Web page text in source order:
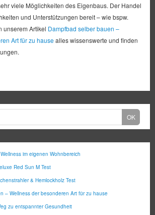
viele Möglichkeiten des Eigenbaus. Der Handel
und Unterstützungen bereit – wie bspw.
unserem Artikel Dampfbad selber bauen –
Art für zu hause alles wissenswerte und finden
im eigenen Wohnbereich
Red Sun M Test
& Hemlockholz Test
– Wellness der besonderen Art für zu hause
zu entspannter Gesundheit